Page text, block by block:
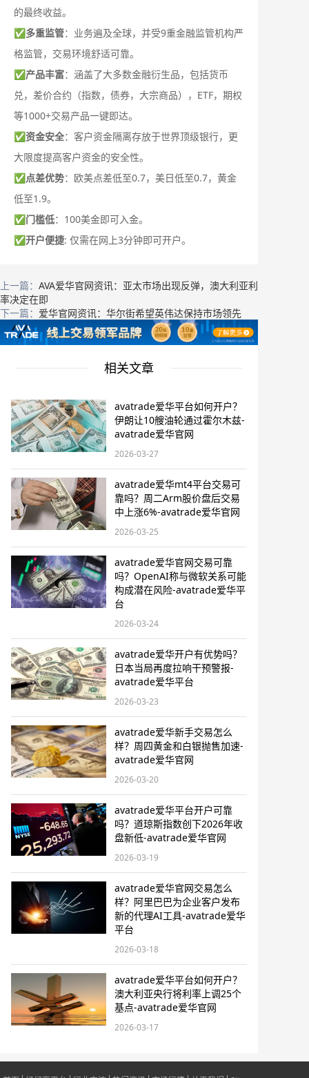
的最终收益。
✅多重监管：业务遍及全球，并受9重金融监管机构严
格监管，交易环境舒适可靠。
✅产品丰富：涵盖了大多数金融衍生品，包括货币
兑，差价合约（指数，债券，大宗商品），ETF，期权
等1000+交易产品一键即达。
✅资金安全：客户资金隔离存放于世界顶级银行，更
大限度提高客户资金的安全性。
✅点差优势：欧美点差低至0.7，美日低至0.7，黄金
低至1.9。
✅门槛低：100美金即可入金。
✅开户便捷: 仅需在网上3分钟即可开户。
上一篇： AVA爱华官网资讯：亚太市场出现反弹，澳大利亚利
率决定在即
下一篇： 爱华官网资讯：华尔街希望英伟达保持市场领先
相关文章
avatrade爱华平台如何开户？
伊朗让10艘油轮通过霍尔木兹-
avatrade爱华官网
2026-03-27
avatrade爱华mt4平台交易可
靠吗？周二Arm股价盘后交易
中上涨6%-avatrade爱华官网
2026-03-25
avatrade爱华官网交易可靠
吗？OpenAI称与微软关系可能
构成潜在风险-avatrade爱华平
台
2026-03-24
avatrade爱华开户有优势吗？
日本当局再度拉响干预警报​-
avatrade爱华平台
2026-03-23
avatrade爱华新手交易怎么
样？周四黄金和白银抛售加速-
avatrade爱华官网
2026-03-20
avatrade爱华平台开户可靠
吗？道琼斯指数创下2026年收
盘新低-avatrade爱华官网
2026-03-19
avatrade爱华官网交易怎么
样？阿里巴巴为企业客户发布
新的代理AI工具-avatrade爱华
平台
2026-03-18
avatrade爱华平台如何开户？
澳大利亚央行将利率上调25个
基点-avatrade爱华官网
2026-03-17